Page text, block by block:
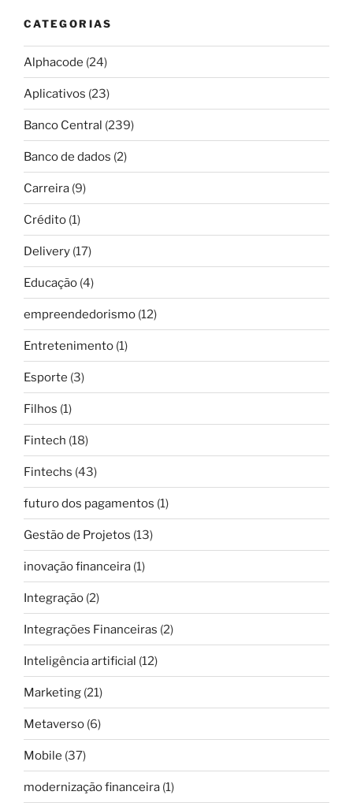
CATEGORIAS
Alphacode (24)
Aplicativos (23)
Banco Central (239)
Banco de dados (2)
Carreira (9)
Crédito (1)
Delivery (17)
Educação (4)
empreendedorismo (12)
Entretenimento (1)
Esporte (3)
Filhos (1)
Fintech (18)
Fintechs (43)
futuro dos pagamentos (1)
Gestão de Projetos (13)
inovação financeira (1)
Integração (2)
Integrações Financeiras (2)
Inteligência artificial (12)
Marketing (21)
Metaverso (6)
Mobile (37)
modernização financeira (1)